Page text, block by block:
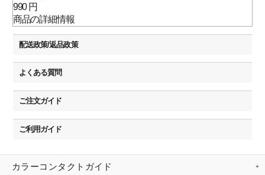
990 円
商品の詳細情報
配送政策/返品政策
よくある質問
ご注文ガイド
ご利用ガイド
カラーコンタクトガイド